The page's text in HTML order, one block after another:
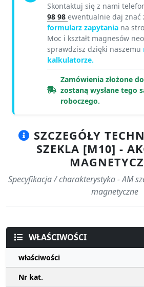
Skontaktuj się z nami
98 98 ewentualnie daj znać
formularz zapytania na
Moc i kształt magnesów
sprawdzisz dzięki naszemu
kalkulatorze.
Zamówienia złożone
zostaną wysłane tego
roboczego.
SZCZEGÓŁY
SZEKLA [M10] -
Specyfikacja / charakterystyka - AM
magnetyczne
WŁAŚCIWOŚCI
właściwości
Nr kat.